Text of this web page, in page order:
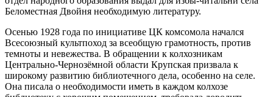
Беломестная Двойня необходимую литературу.
Осенью 1928 года по инициативе ЦК комсомола начался
Всесоюзный культпоход за всеобщую грамотность, против
темноты и невежества. В обращении к колхозникам
Центрально-Чернозёмной области Крупская призвала к
широкому развитию библиотечного дела, особенно на селе.
Она писала о необходимости иметь в каждом колхозе